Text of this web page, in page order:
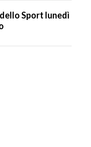
dello Sport lunedì